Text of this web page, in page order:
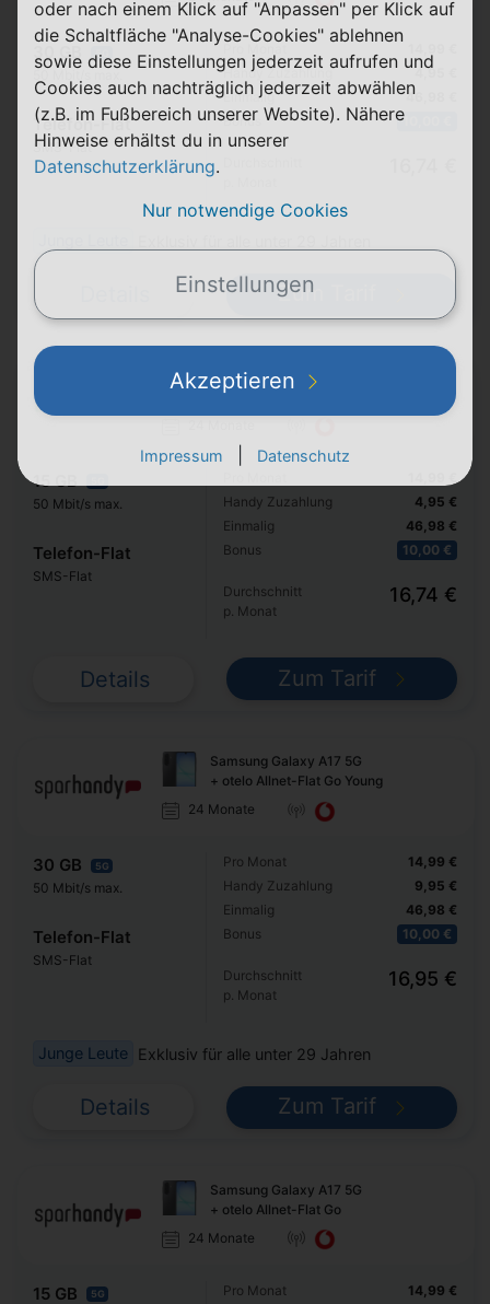
30 GB 5G
Telefon-Flat
SMS-Flat
Handy Zuzahlung
Einmalig
Bonus
4,95 €
46,98 €
10,00 €
Zum Tarif
Samsung Galaxy A17 5G
+ otelo Allnet-Flat Go
15 GB
50 Mbit/s max.
Telefon-Flat
SMS-Flat
Handy Zuzahlung
Einmalig
Bonus
4,95 €
46,98 €
10,00 €
Durchschnitt
p. Monat
16,74 €
Details Zum Tarif
Samsung Galaxy A17 5G
+ otelo Allnet-Flat Go Young
24 Monate
30 GB 5G
50 Mbit/s max.
Telefon-Flat
SMS-Flat
Pro Monat
Handy Zuzahlung
Einmalig
Bonus
14,99 €
9,95 €
46,98 €
10,00 €
Durchschnitt
p. Monat
16,95 €
Junge Leute Exklusiv für alle unter 29 Jahren
Details Zum Tarif
Samsung Galaxy A17 5G
+ otelo Allnet-Flat Go
24 Monate
15 GB 5G
Pro Monat
14,99 €
oder nach einem Klick auf "Anpassen" per Klick auf
die Schaltfläche "Analyse-Cookies" ablehnen
sowie diese Einstellungen jederzeit aufrufen und
Cookies auch nachträglich jederzeit abwählen
(z.B. im Fußbereich unserer Website). Nähere
Hinweise erhältst du in unserer
Datenschutzerklärung.
Nur notwendige Cookies
Einstellungen
Akzeptieren
Impressum Datenschutz